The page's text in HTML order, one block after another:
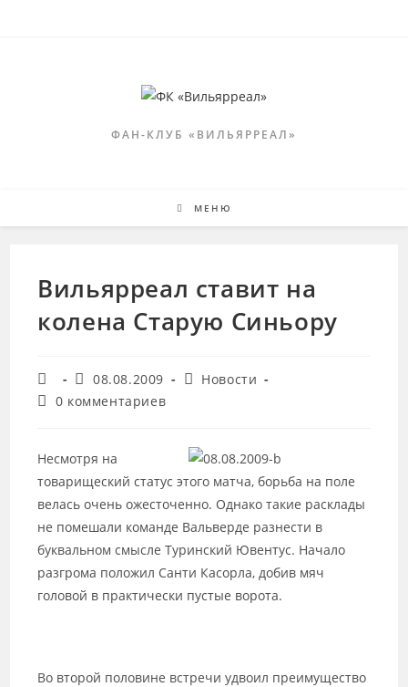
ФАН-КЛУБ «ВИЛЬЯРРЕАЛ»
МЕНЮ
Вильярреал ставит на
колена Старую Синьору
Автор
записи:
Запись
опубликована:
08.08.2009
Рубрика
Новости
Комментарии
0 комментариев
Несмотря на
товарищеский статус этого матча, борьба на поле
велась очень ожесточенно. Однако такие расклады
не помешали команде Вальверде разнести в
буквальном смысле Туринский Ювентус. Начало
разгрома положил Санти Касорла, добив мяч
головой в практически пустые ворота.
Во второй половине встречи удвоил преимущество